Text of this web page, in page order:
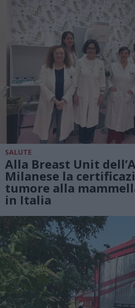
SALUTE
Alla Breast Unit
Milanese la
tumore alla
in Italia